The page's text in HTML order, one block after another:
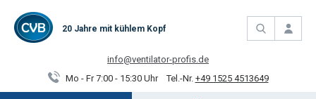
20 Jahre mit kühlem Kopf
info@ventilator-profis.de
Mo - Fr 7:00 - 15:30 Uhr
Tel.-Nr. +49 1525 4513649